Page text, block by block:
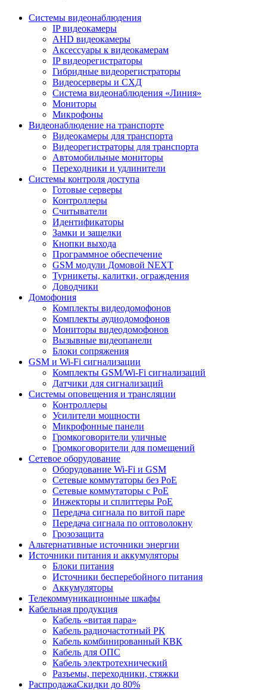
Системы видеонаблюдения
IP видеокамеры
AHD видеокамеры
Аксессуары к видеокамерам
IP видеорегистраторы
Гибридные видеорегистраторы
Видеосерверы и СХД
Система видеонаблюдения «Линия»
Мониторы
Микрофоны
Видеонаблюдение на транспорте
Видеокамеры для транспорта
Видеорегистраторы для транспорта
Автомобильные мониторы
Переходники и удлинители
Системы контроля доступа
Готовые серверы
Контроллеры
Считыватели
Идентификаторы
Замки и защелки
Кнопки выхода
Программное обеспечение
GSM модули Домовой NEXT
Турникеты, калитки, ограждения
Доводчики
Домофония
Комплекты видеодомофонов
Комплекты аудиодомофонов
Мониторы видеодомофонов
Вызывные видеопанели
Блоки сопряжения
GSM и Wi-Fi сигнализации
Комплекты GSM/Wi-Fi сигнализаций
Датчики для сигнализаций
Системы оповещения и трансляции
Контроллеры
Усилители мощности
Микрофонные панели
Громкоговорители уличные
Громкоговорители для помещений
Сетевое оборудование
Оборудование Wi-Fi и GSM
Сетевые коммутаторы без PoE
Сетевые коммутаторы с PoE
Инжекторы и сплиттеры PoE
Передача сигнала по витой паре
Передача сигнала по оптоволокну
Грозозащита
Альтернативные источники энергии
Источники питания и аккумуляторы
Блоки питания
Источники бесперебойного питания
Аккумуляторы
Телекоммуникационные шкафы
Кабельная продукция
Кабель «витая пара»
Кабель радиочастотный РК
Кабель комбинированный КВК
Кабель для ОПС
Кабель электротехнический
Разъемы, переходники, стяжки
РаспродажаСкидки до 80%